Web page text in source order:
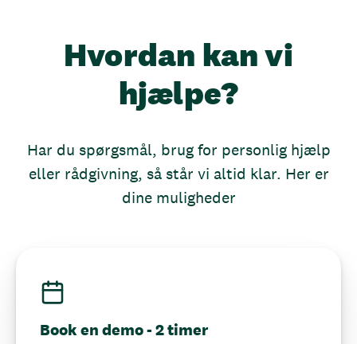
Hvordan kan vi
hjælpe?
Har du spørgsmål, brug for personlig hjælp
eller rådgivning, så står vi altid klar. Her er
dine muligheder
Book en demo - 2 timer